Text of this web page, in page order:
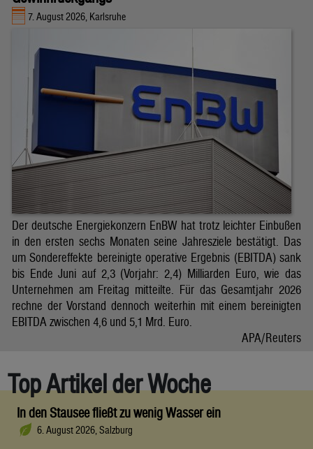
7. August 2026, Karlsruhe
Der deutsche Energiekonzern EnBW hat trotz leichter Einbußen
in den ersten sechs Monaten seine Jahresziele bestätigt. Das
um Sondereffekte bereinigte operative Ergebnis (EBITDA) sank
bis Ende Juni auf 2,3 (Vorjahr: 2,4) Milliarden Euro, wie das
Unternehmen am Freitag mitteilte. Für das Gesamtjahr 2026
rechne der Vorstand dennoch weiterhin mit einem bereinigten
EBITDA zwischen 4,6 und 5,1 Mrd. Euro.
APA/Reuters
Top Artikel der Woche
In den Stausee fließt zu wenig Wasser ein
6. August 2026, Salzburg